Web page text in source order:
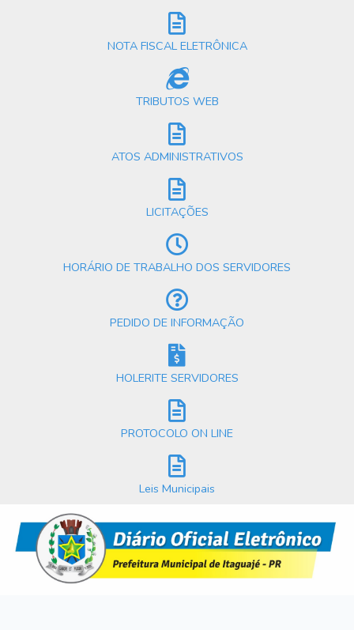
NOTA FISCAL ELETRÔNICA
TRIBUTOS WEB
ATOS ADMINISTRATIVOS
LICITAÇÕES
HORÁRIO DE TRABALHO DOS SERVIDORES
PEDIDO DE INFORMAÇÃO
HOLERITE SERVIDORES
PROTOCOLO ON LINE
Leis Municipais